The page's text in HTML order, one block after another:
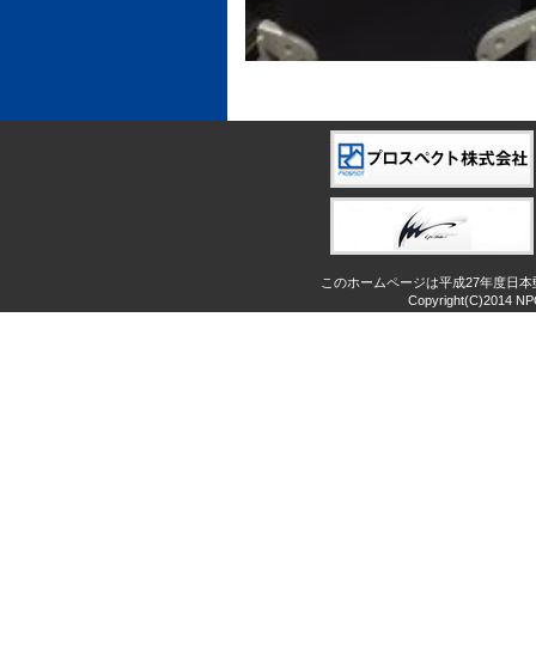
このホームページは平成27年度日
Copyright(C)2014